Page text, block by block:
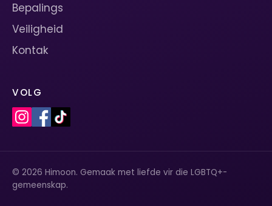
Bepalings
Veiligheid
Kontak
VOLG
© 2026 Himoon. Gemaak met liefde vir die LGBTQ+-
gemeenskap.